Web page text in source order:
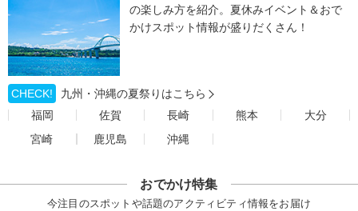
の楽しみ方を紹介。夏休みイベント＆おで
かけスポット情報が盛りだくさん！
CHECK!
九州・沖縄の夏祭りはこちら
福岡
佐賀 長崎 熊本
大分
宮崎
鹿児島 沖縄
おでかけ特集
今注目のスポットや話題のアクティビティ情報をお届け